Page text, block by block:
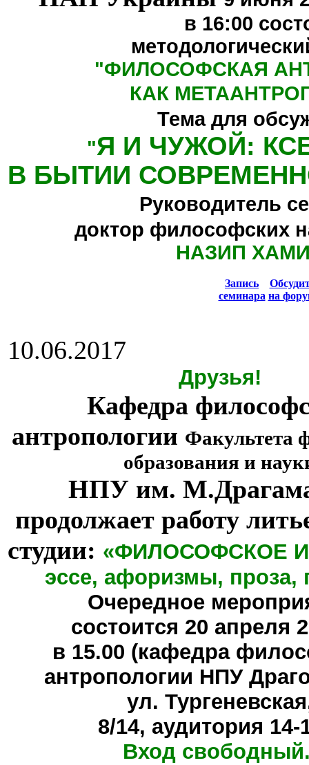
в 16:00
"ФИЛОСОФСКАЯ
КАК
Тема для
"Я И ЧУЖОЙ:
В БЫТИИ
Руководитель
доктор философских
НАЗИП
Запись
семинара на
10.06.2017
Друзья!
Кафедра
антропологии Факультета
образования и
НПУ им.
продолжает работу
студии: «ФИЛОСОФСКОЕ
эссе, афоризмы, проза,
Очередное
состоится 20 апреля
в 15.00 (кафедра
антропологии НПУ
ул.
8/14, аудитория 14-
Вход